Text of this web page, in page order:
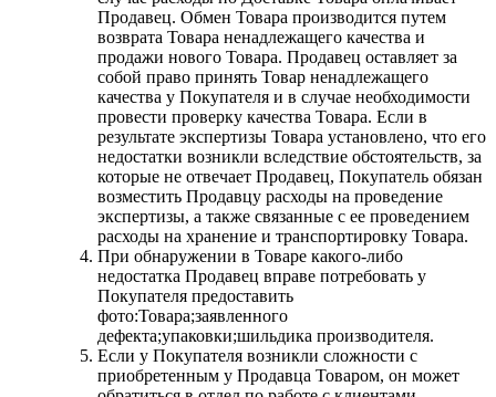
Продавец. Обмен Товара производится путем
возврата Товара ненадлежащего качества и
продажи нового Товара. Продавец оставляет за
собой право принять Товар ненадлежащего
качества у Покупателя и в случае необходимости
провести проверку качества Товара. Если в
результате экспертизы Товара установлено, что его
недостатки возникли вследствие обстоятельств, за
которые не отвечает Продавец, Покупатель обязан
возместить Продавцу расходы на проведение
экспертизы, а также связанные с ее проведением
расходы на хранение и транспортировку Товара.
При обнаружении в Товаре какого-либо
недостатка Продавец вправе потребовать у
Покупателя предоставить
фото:Товара;заявленного
дефекта;упаковки;шильдика производителя.
Если у Покупателя возникли сложности с
приобретенным у Продавца Товаром, он может